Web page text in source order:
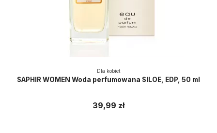
Dla kobiet
SAPHIR WOMEN Woda perfumowana SILOE, EDP, 50 ml
39,99 zł